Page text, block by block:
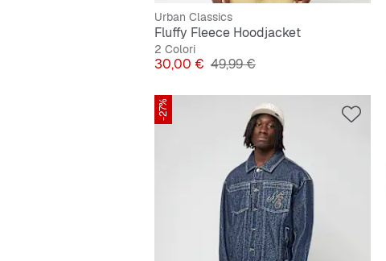
Urban Classics
Fluffy Fleece Hoodjacket
2 Colori
Prezzo
30,00 € Prezzo originale
49,99 €
-27%